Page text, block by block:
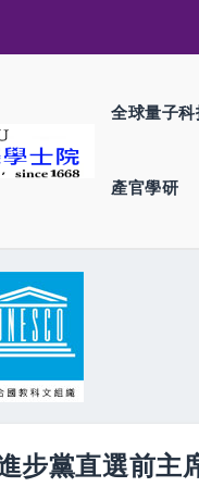
全球量子
產官學研
步黨直選前主